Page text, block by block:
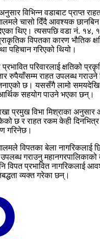
विभिन्न वडाबाट प्राप्त
चासो दिँदै आवश्यक छानबिन
थिए। त्यसपछि वडा नं. १४,
विपतका कारण भौतिक
गरिएको थियो।
परिवारलाई क्षतिको
रुपैयाँसम्म राहत उपलब्ध गराउने
छ। यससँगै लामो समयदेखि
सहयोग पाउने भएका छन्।
प्रमुख विभा मिश्राका
छ र राहत रकम केही दिनभित्र
गरिनेछ।
विपतका बेला नागरिकलाई
गराउनु
विपत प्रभावित नागरिकलाई
व्यक्त गरेका छन्।